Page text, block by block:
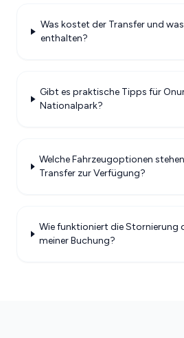
Was kostet der Transfer und
enthalten?
Gibt es praktische Tipps für
Nationalpark?
Welche Fahrzeugoptionen
Transfer zur Verfügung?
Wie funktioniert die Stornierung
meiner Buchung?